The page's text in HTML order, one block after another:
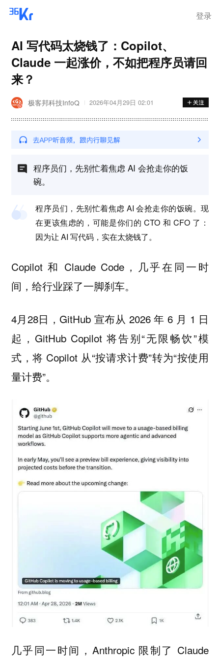
登录
AI 写代码太烧钱了：Copilot、
Claude 一起涨价，不如把程序员请回
来？
极客邦科技InfoQ 2026年04月29日 02:01
程序员们，先别忙着焦虑 AI 会抢走你的饭
碗。
程序员们，先别忙着焦虑 AI 会抢走你的饭碗。现
在更该焦虑的，可能是你们的 CTO 和 CFO 了：
因为让 AI 写代码，实在太烧钱了。
Copilot 和 Claude Code，几乎在同一时
间，给行业踩了一脚刹车。
4月28日，GitHub 宣布从 2026 年 6 月 1 日
起，GitHub Copilot 将告别“无限畅饮”模
式，将 Copilot 从“按请求计费”转为“按使用
量计费”。
几乎同一时间，Anthropic 限制了 Claude